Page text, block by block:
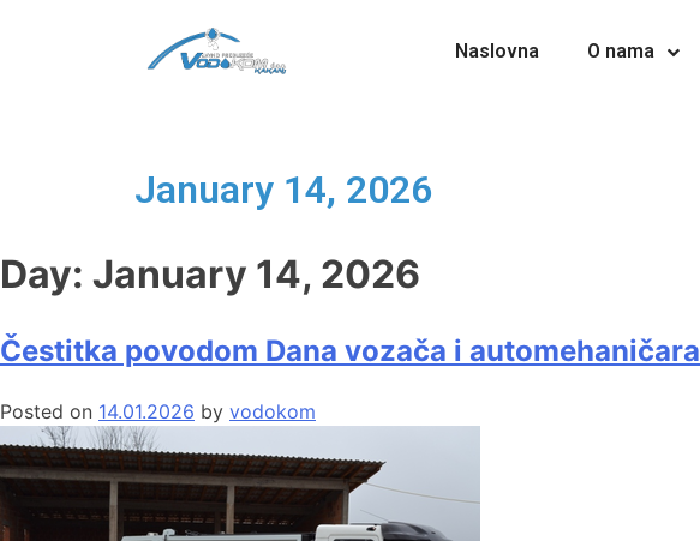
Naslovna O nama
January 14, 2026
Day: January 14, 2026
Čestitka povodom Dana vozača i automehaničara
Posted on 14.01.2026 by vodokom